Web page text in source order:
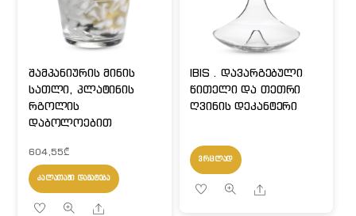
შამპანიურის მინის
სათლი, პლატინის
რგოლის
დაბოლოებით
604,55₾
ᲙᲐᲚᲐᲗᲐᲨᲘ ᲓᲐᲛᲐᲢᲔᲑᲐ
Share
IBIS . დავარგებული
წითელი და თეთრი
ღვინის დეკანტერი
ᲕᲠᲪᲚᲐᲓ
Share